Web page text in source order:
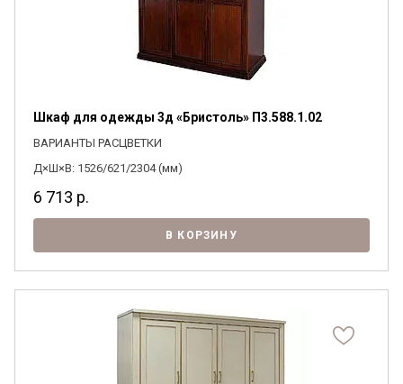
Шкаф для одежды 3д «Бристоль» П3.588.1.02
ВАРИАНТЫ РАСЦВЕТКИ
Д×Ш×В: 1526/621/2304 (мм)
6 713 р.
В КОРЗИНУ